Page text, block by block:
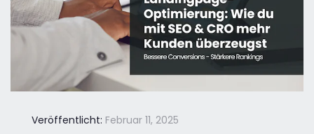
Veröffentlicht: Februar 11, 2025